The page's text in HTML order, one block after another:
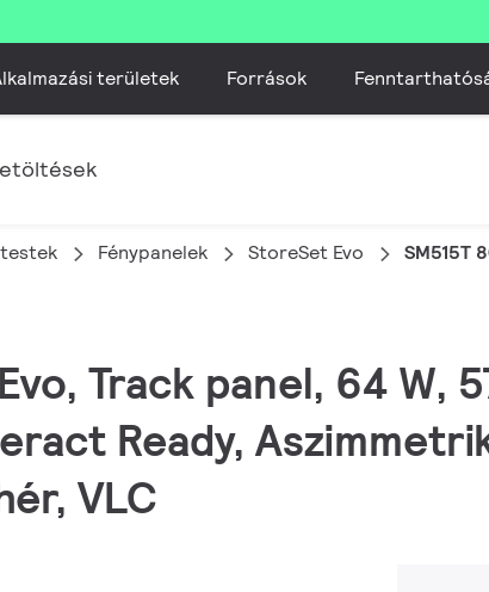
területek Források
Fénypanelek StoreSet Evo SM515T
Track panel, 64 W,
Ready,
VLC